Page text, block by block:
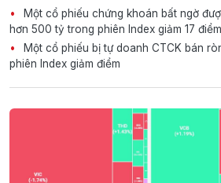
Một cổ phiếu chứng khoán bất ngờ
hơn 500 tỷ trong phiên Index giảm 17 điểm
Một cổ phiếu bị tự doanh CTCK bán
phiên Index giảm điểm